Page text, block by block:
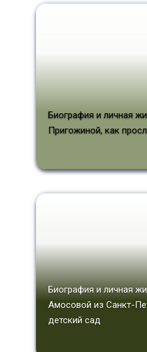
Биография и личная
Пригожиной, как
Биография и личная
Амосовой из Санкт-
детский сад